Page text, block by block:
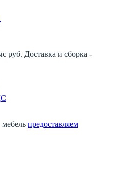
руб. Доставка и сборка -
предоставляем